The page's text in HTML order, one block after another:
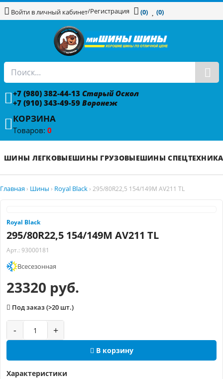
Войти в личный кабинет/Регистрация (0) (0)
+7 (980) 382-44-13 Старый Оскол
+7 (910) 343-49-59 Воронеж
КОРЗИНА
Товаров: 0
ШИНЫ ЛЕГКОВЫЕШИНЫ ГРУЗОВЫЕШИНЫ СПЕЦТЕХНИКА
Главная › Шины › Royal Black › 295/80R22,5 154/149M AV211 TL
Royal Black
295/80R22,5 154/149M AV211 TL
Арт.: 93000181
Всесезонная
23320 руб.
Под заказ (>20 шт.)
- +
В корзину
Характеристики